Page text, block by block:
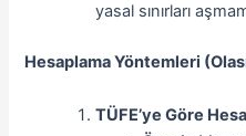
yasal sınırları
Hesaplama Yöntemleri
TÜFE’ye Göre